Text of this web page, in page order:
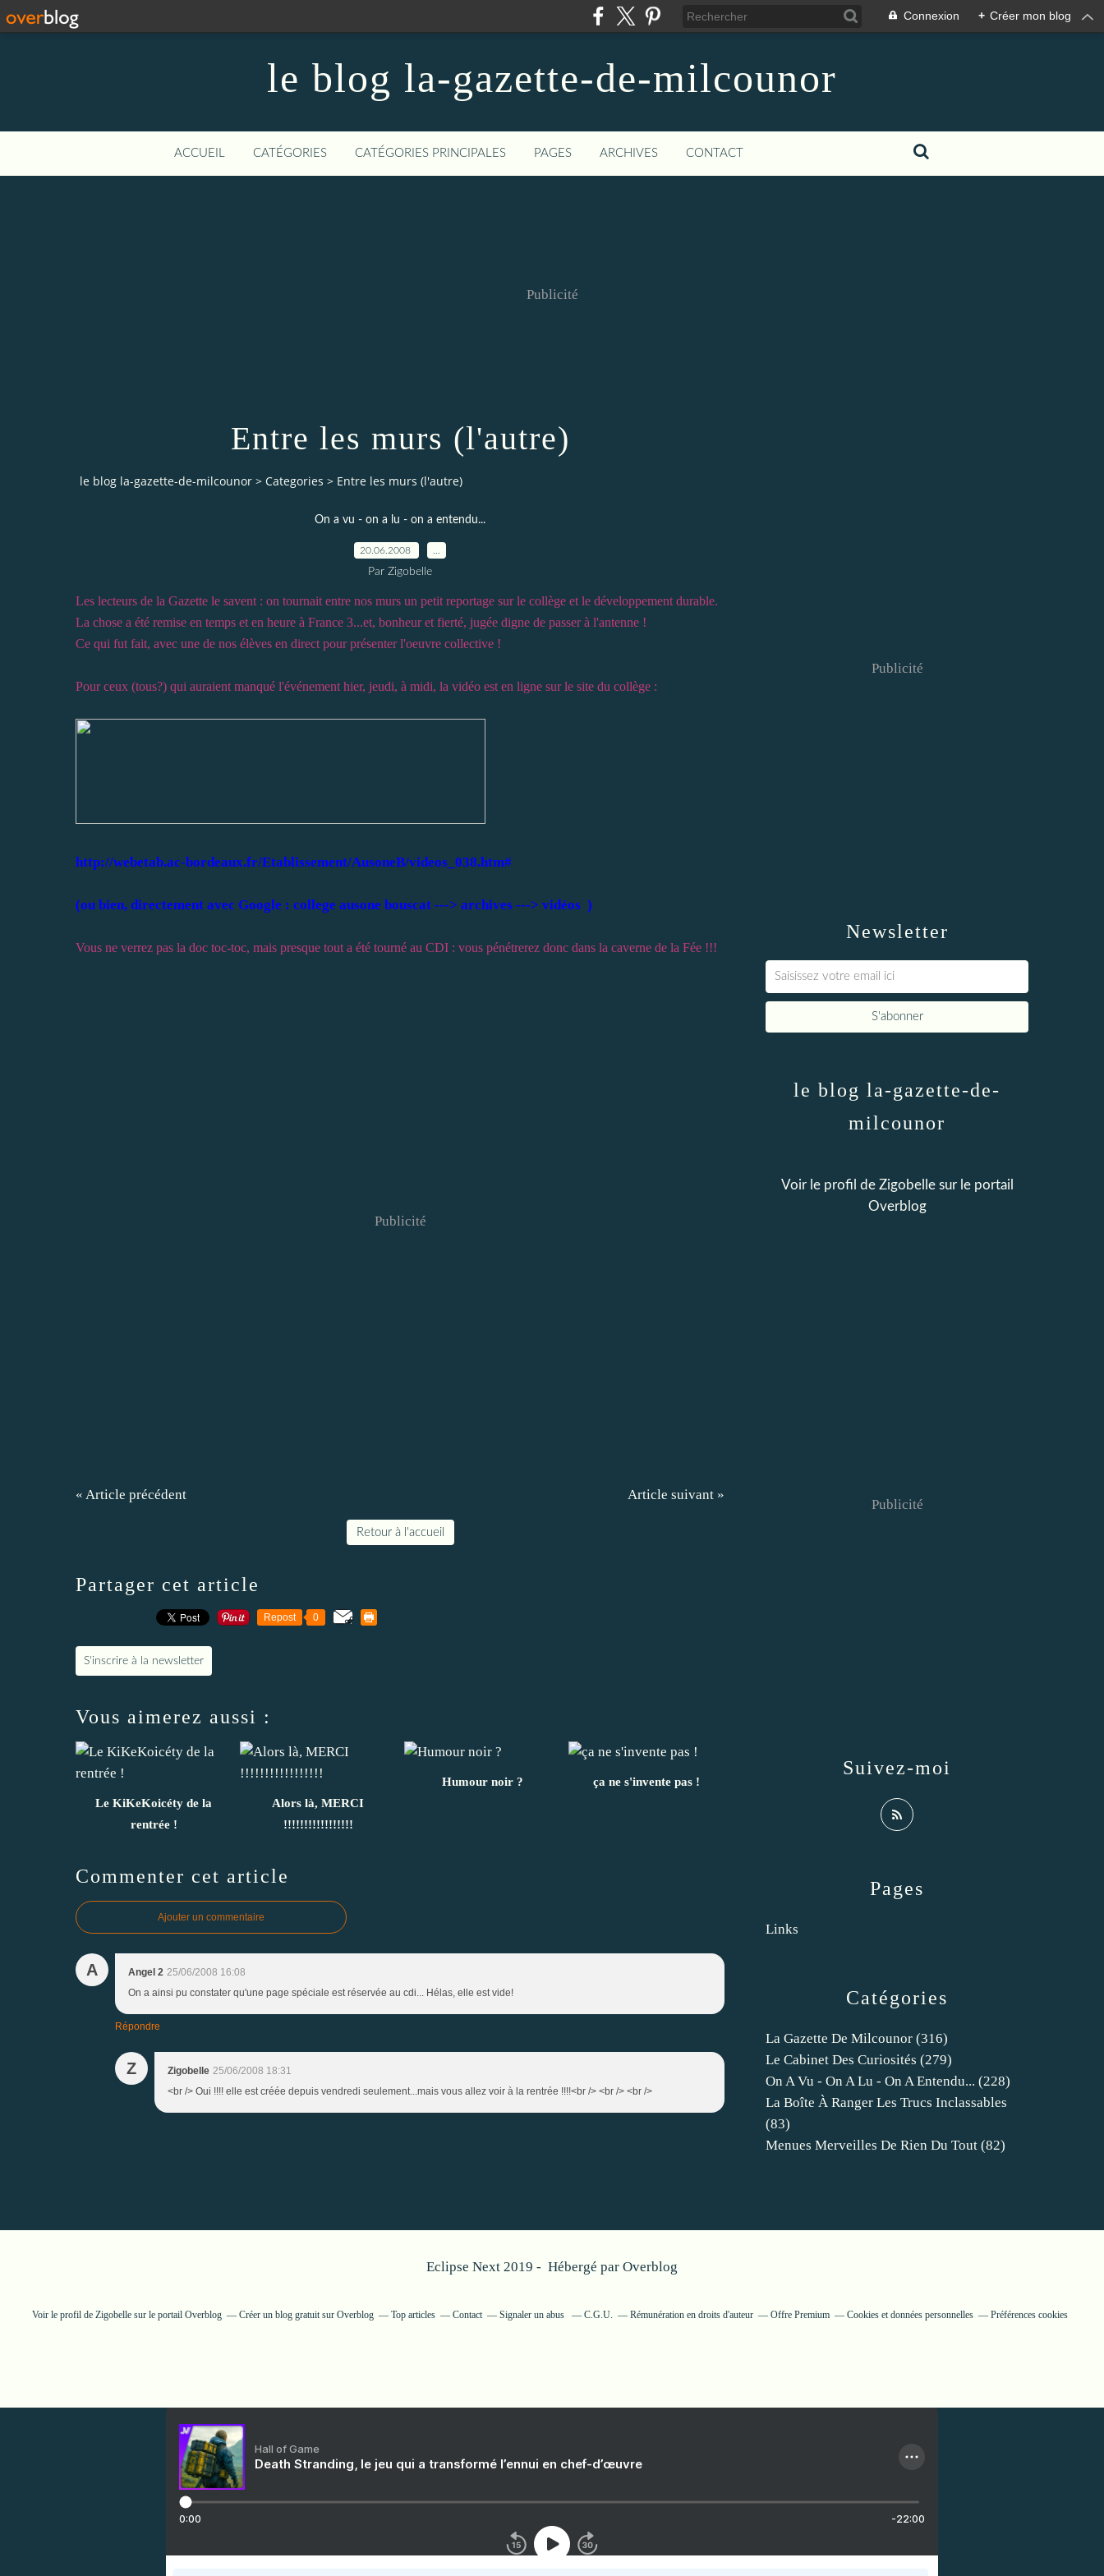
Connexion + Créer mon blog
le blog la-gazette-de-milcounor
ACCUEIL CATÉGORIES CATÉGORIES PRINCIPALES PAGES ARCHIVES CONTACT
Publicité
Entre les murs (l'autre)
le blog la-gazette-de-milcounor > Categories > Entre les murs (l'autre)
On a vu - on a lu - on a entendu...
20.06.2008
Par Zigobelle
Les lecteurs de la Gazette le savent : on tournait entre nos murs un petit reportage sur le collège et le développement durable.
La chose a été remise en temps et en heure à France 3...et, bonheur et fierté, jugée digne de passer à l'antenne !
Ce qui fut fait, avec une de nos élèves en direct pour présenter l'oeuvre collective !
Pour ceux (tous?) qui auraient manqué l'événement hier, jeudi, à midi, la vidéo est en ligne sur le site du collège :
http://webetab.ac-bordeaux.fr/Etablissement/AusoneB/videos_038.htm#
(ou bien, directement avec Google : college ausone bouscat ---> archives ---> vidéos )
Vous ne verrez pas la doc toc-toc, mais presque tout a été tourné au CDI : vous pénétrerez donc dans la caverne de la Fée !!!
Publicité
« Article précédent Article suivant »
Retour à l'accueil
Partager cet article
Repost 0
S'inscrire à la newsletter
Vous aimerez aussi :
Le KiKeKoicéty de la
rentrée !
Alors là, MERCI
!!!!!!!!!!!!!!!!!
Humour noir ? ça ne s'invente pas !
Commenter cet article
Ajouter un commentaire
A Angel 2 25/06/2008 16:08
On a ainsi pu constater qu'une page spéciale est réservée au cdi... Hélas, elle est vide!
Répondre
Z Zigobelle 25/06/2008 18:31
<br /> Oui !!!! elle est créée depuis vendredi seulement...mais vous allez voir à la rentrée !!!!<br /> <br /> <br />
Newsletter
Publicité
Catégories
La Gazette De Milcounor (316)
Le Cabinet Des Curiosités (279)
On A Vu - On A Lu - On A Entendu... (228)
La Boîte À Ranger Les Trucs Inclassables
(83)
Menues Merveilles De Rien Du Tout (82)
Pages
Links
le blog la-gazette-de-
milcounor
Voir le profil de Zigobellesur le portail
Overblog
Suivez-moi
Publicité
Eclipse Next 2019 - Hébergé par Overblog
Voir le profil de Zigobellesur le portail Overblog Créer un blog gratuit sur Overblog Top articles Contact Signaler un abus C.G.U. Rémunération en droits d'auteur Offre Premium Cookies et données personnelles Préférences cookies
Hall of Game
Death Stranding, le jeu qui a transformé l’ennui en chef-d’œuvre
0:00 -22:00